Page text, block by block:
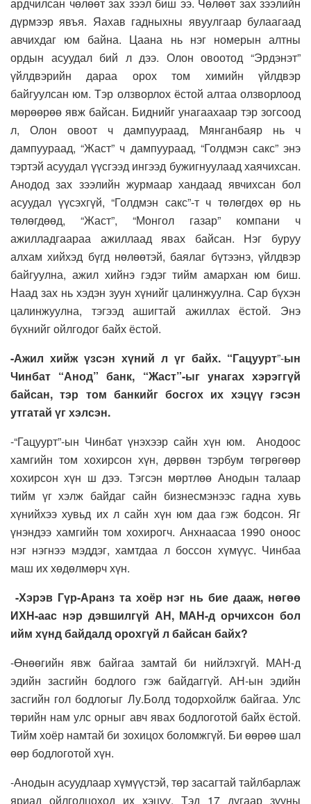
дүрмээр явъя. Яахав гадныхны явуулгаар булаагаад
авчихдаг юм байна. Цаана нь нэг номерын алтны
ордын асуудал бий л дээ. Олон овоотод “Эрдэнэт”
үйлдвэрийн дараа орох том химийн үйлдвэр
байгуулсан юм. Тэр олзворлох ёстой алтаа олзворлоод
мөрөөрөө явж байсан. Биднийг унагаахаар тэр зогсоод
л, Олон овоот ч дампуураад, Мянганбаяр нь ч
дампуураад, “Жаст” ч дампуураад, “Голдмэн сакс” энэ
тэртэй асуудал үүсгээд ингээд бужигнуулаад хаячихсан.
Анодод зах зээлийн журмаар хандаад явчихсан бол
асуудал үүсэхгүй, “Голдмэн сакс”-т ч төлөгдөх өр нь
төлөгдөөд, “Жаст”, “Монгол газар” компани ч
ажилладгаараа ажиллаад явах байсан. Нэг буруу
алхам хийхэд бүгд нөлөөтэй, баялаг бүтээнэ, үйлдвэр
байгуулна, ажил хийнэ гэдэг тийм амархан юм биш.
Наад зах нь хэдэн зуун хүнийг цалинжуулна. Сар бүхэн
цалинжуулна, тэгээд ашигтай ажиллах ёстой. Энэ
бүхнийг ойлгодог байх ёстой.
-Ажил хийж үзсэн хүний л үг байх. “Гацуурт”-ын
Чинбат “Анод” банк, “Жаст”-ыг унагах хэрэггүй
байсан, тэр том банкийг босгох их хэцүү гэсэн
утгатай үг хэлсэн.
-“Гацуурт”-ын Чинбат үнэхээр сайн хүн юм. Анодоос
хамгийн том хохирсон хүн, дөрвөн тэрбум төгрөгөөр
хохирсон хүн ш дээ. Тэгсэн мөртлөө Анодын талаар
тийм үг хэлж байдаг сайн бизнесмэнээс гадна хувь
хүнийхээ хувьд их л сайн хүн юм даа гэж бодсон. Яг
үнэндээ хамгийн том хохирогч. Анхнаасаа 1990 оноос
нэг нэгнээ мэддэг, хамтдаа л боссон хүмүүс. Чинбаа
маш их хөдөлмөрч хүн.
-Хэрэв Гүр-Аранз та хоёр нэг нь бие дааж, нөгөө
ИХН-аас нэр дэвшилгүй АН, МАН-д орчихсон бол
ийм хүнд байдалд орохгүй л байсан байх?
-Өнөөгийн явж байгаа замтай би нийлэхгүй. МАН-д
эдийн засгийн бодлого гэж байдаггүй. АН-ын эдийн
засгийн гол бодлогыг Лу.Болд тодорхойлж байгаа. Улс
төрийн нам улс орныг авч явах бодлоготой байх ёстой.
Тийм хоёр намтай би зохицох боломжгүй. Би өөрөө шал
өөр бодлоготой хүн.
-Анодын асуудлаар хүмүүстэй, төр засагтай тайлбарлаж
яриад ойлголцоход их хэцүү. Тэд 17 дугаар зууны